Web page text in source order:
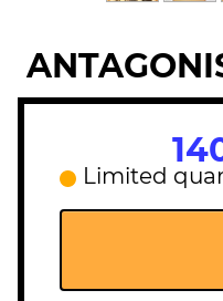
Limited